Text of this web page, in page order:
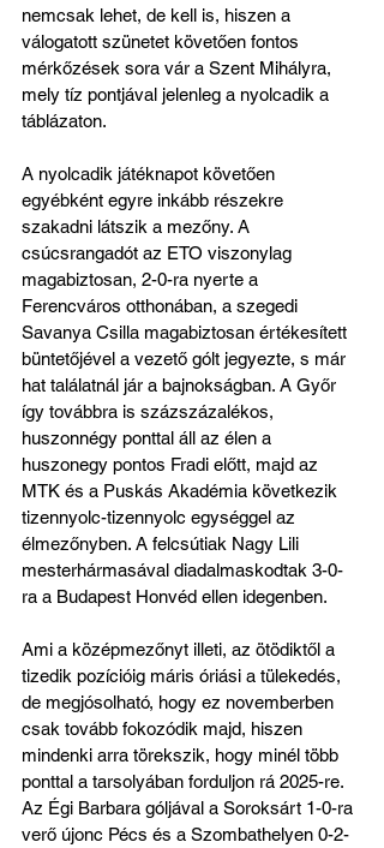
nemcsak lehet, de kell is, hiszen a
válogatott szünetet követően fontos
mérkőzések sora vár a Szent Mihályra,
mely tíz pontjával jelenleg a nyolcadik a
táblázaton.
A nyolcadik játéknapot követően
egyébként egyre inkább részekre
szakadni látszik a mezőny. A
csúcsrangadót az ETO viszonylag
magabiztosan, 2-0-ra nyerte a
Ferencváros otthonában, a szegedi
Savanya Csilla magabiztosan értékesített
büntetőjével a vezető gólt jegyezte, s már
hat találatnál jár a bajnokságban. A Győr
így továbbra is százszázalékos,
huszonnégy ponttal áll az élen a
huszonegy pontos Fradi előtt, majd az
MTK és a Puskás Akadémia következik
tizennyolc-tizennyolc egységgel az
élmezőnyben. A felcsútiak Nagy Lili
mesterhármasával diadalmaskodtak 3-0-
ra a Budapest Honvéd ellen idegenben.
Ami a középmezőnyt illeti, az ötödiktől a
tizedik pozícióig máris óriási a tülekedés,
de megjósolható, hogy ez novemberben
csak tovább fokozódik majd, hiszen
mindenki arra törekszik, hogy minél több
ponttal a tarsolyában forduljon rá 2025-re.
Az Égi Barbara góljával a Soroksárt 1-0-ra
verő újonc Pécs és a Szombathelyen 0-2-